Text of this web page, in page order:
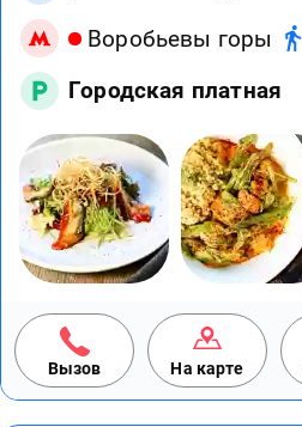
Воробьевы горы
Городская платная
Вызов На карте